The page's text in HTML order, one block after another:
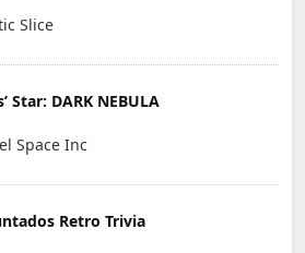
Slice
Star: DARK NEBULA
Space Inc
Retro Trivia